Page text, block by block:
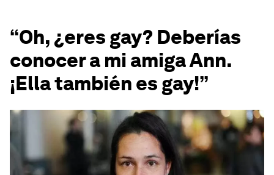
“Oh, ¿eres gay? Deberías
conocer a mi amiga Ann.
¡Ella también es gay!”